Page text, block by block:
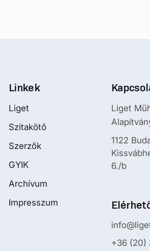
Linkek
Liget
Szitakötő
Szerzők
GYIK
Archívum
Impresszum
Liget
1122
6./b
+36 (20)